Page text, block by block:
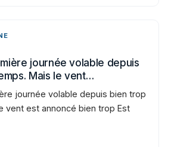
journée volable depuis
Mais le vent…
journée volable depuis bien trop
vent est annoncé bien trop Est